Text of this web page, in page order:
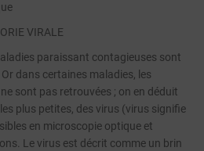
VIRALE
paraissant contagieuses sont
dans certaines maladies, les
sont pas retrouvées ; on en déduit
plus petites, des virus (virus signifie
en microscopie optique et
Le virus est décrit comme un brin